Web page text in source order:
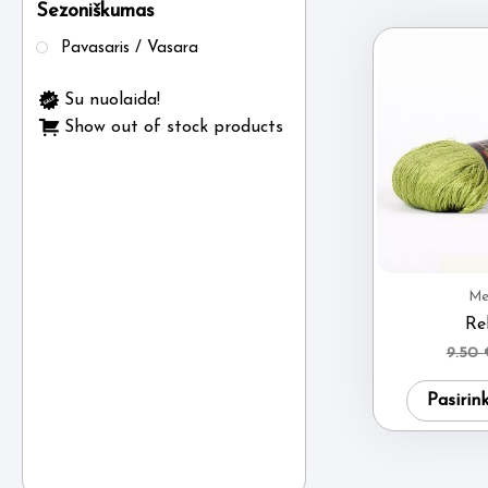
Sezoniškumas
Pavasaris / Vasara
Su nuolaida!
Show out of stock products
9.50